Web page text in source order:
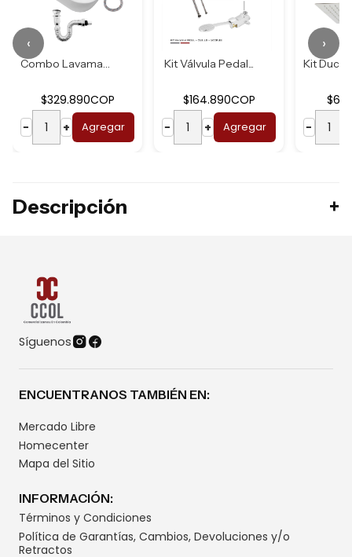
Combo Lavamanos B...
$329.890COP
−
+ Agregar
Kit Válvula Pedal...
$164.890COP
−
+ Agregar
−
‹ ›
Descripción
Síguenos
ENCUENTRANOS TAMBIÉN EN:
Mercado Libre
Homecenter
Mapa del Sitio
INFORMACIÓN:
Términos y Condiciones
Política de Garantías, Cambios, Devoluciones y/o
Retractos